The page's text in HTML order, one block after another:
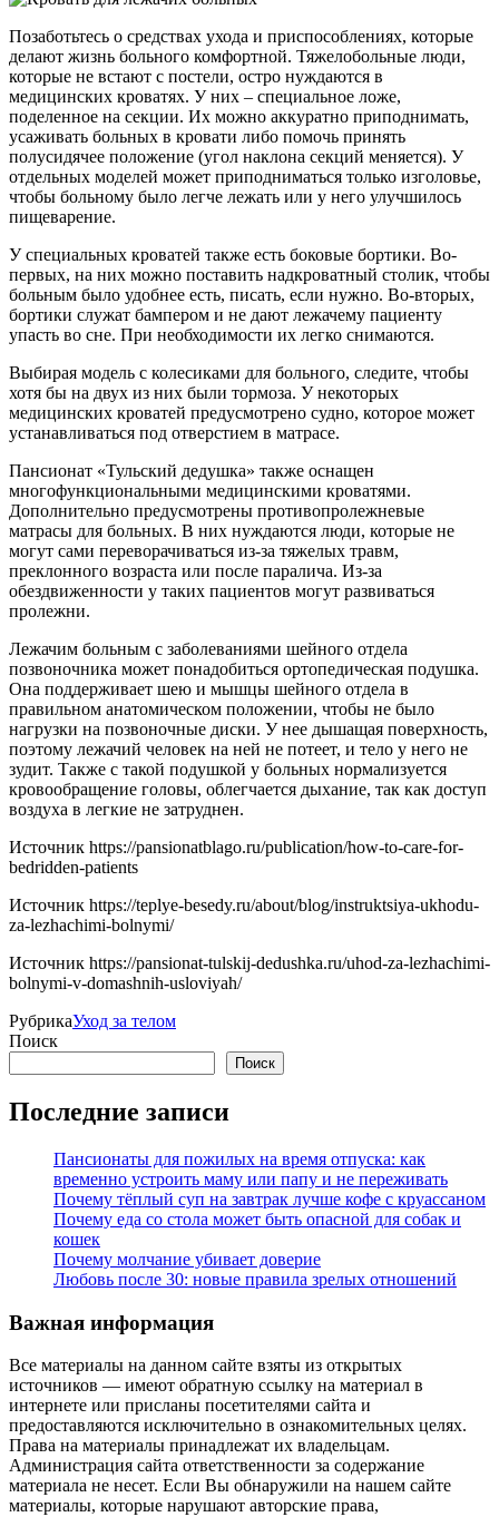
Позаботьтесь о средствах ухода и приспособлениях, которые
делают жизнь больного комфортной. Тяжелобольные люди,
которые не встают с постели, остро нуждаются в
медицинских кроватях. У них – специальное ложе,
поделенное на секции. Их можно аккуратно приподнимать,
усаживать больных в кровати либо помочь принять
полусидячее положение (угол наклона секций меняется). У
отдельных моделей может приподниматься только изголовье,
чтобы больному было легче лежать или у него улучшилось
пищеварение.
У специальных кроватей также есть боковые бортики. Во-
первых, на них можно поставить надкроватный столик, чтобы
больным было удобнее есть, писать, если нужно. Во-вторых,
бортики служат бампером и не дают лежачему пациенту
упасть во сне. При необходимости их легко снимаются.
Выбирая модель с колесиками для больного, следите, чтобы
хотя бы на двух из них были тормоза. У некоторых
медицинских кроватей предусмотрено судно, которое может
устанавливаться под отверстием в матрасе.
Пансионат «Тульский дедушка» также оснащен
многофункциональными медицинскими кроватями.
Дополнительно предусмотрены противопролежневые
матрасы для больных. В них нуждаются люди, которые не
могут сами переворачиваться из-за тяжелых травм,
преклонного возраста или после паралича. Из-за
обездвиженности у таких пациентов могут развиваться
пролежни.
Лежачим больным с заболеваниями шейного отдела
позвоночника может понадобиться ортопедическая подушка.
Она поддерживает шею и мышцы шейного отдела в
правильном анатомическом положении, чтобы не было
нагрузки на позвоночные диски. У нее дышащая поверхность,
поэтому лежачий человек на ней не потеет, и тело у него не
зудит. Также с такой подушкой у больных нормализуется
кровообращение головы, облегчается дыхание, так как доступ
воздуха в легкие не затруднен.
Источник https://pansionatblago.ru/publication/how-to-care-for-
bedridden-patients
Источник https://teplye-besedy.ru/about/blog/instruktsiya-ukhodu-
za-lezhachimi-bolnymi/
Источник https://pansionat-tulskij-dedushka.ru/uhod-za-lezhachimi-
bolnymi-v-domashnih-usloviyah/
РубрикаУход за телом
Поиск
Поиск
Последние записи
Пансионаты для пожилых на время отпуска: как
временно устроить маму или папу и не переживать
Почему тёплый суп на завтрак лучше кофе с круассаном
Почему еда со стола может быть опасной для собак и
кошек
Почему молчание убивает доверие
Любовь после 30: новые правила зрелых отношений
Важная информация
Все материалы на данном сайте взяты из открытых
источников — имеют обратную ссылку на материал в
интернете или присланы посетителями сайта и
предоставляются исключительно в ознакомительных целях.
Права на материалы принадлежат их владельцам.
Администрация сайта ответственности за содержание
материала не несет. Если Вы обнаружили на нашем сайте
материалы, которые нарушают авторские права,